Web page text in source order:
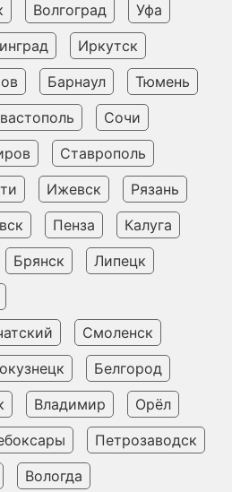
Волгоград
Уфа
Иркутск
Барнаул
Тюмень
Сочи
Ставрополь
Ижевск
Рязань
Пенза
Калуга
Брянск
Липецк
Смоленск
Белгород
Владимир
Орёл
Петрозаводск
Вологда